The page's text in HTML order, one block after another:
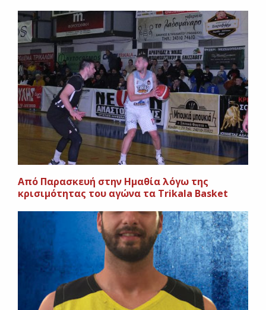
Από Παρασκευή στην Ημαθία λόγω της
κρισιμότητας του αγώνα τα Trikala Basket